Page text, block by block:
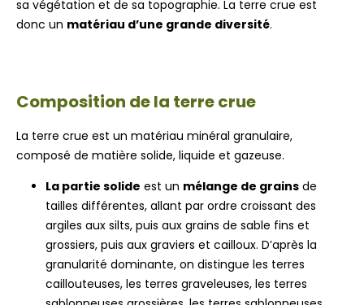
sa végétation et de sa topographie. La terre crue est
donc un matériau d’une grande diversité.
Composition de la terre crue
La terre crue est un matériau minéral granulaire,
composé de matière solide, liquide et gazeuse.
La partie solide est un mélange de grains de
tailles différentes, allant par ordre croissant des
argiles aux silts, puis aux grains de sable fins et
grossiers, puis aux graviers et cailloux. D’après la
granularité dominante, on distingue les terres
caillouteuses, les terres graveleuses, les terres